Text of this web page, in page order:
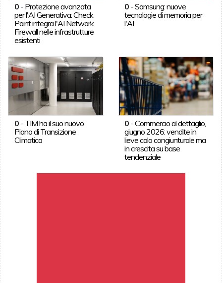
0- Protezione avanzata
per l'AI Generativa: Check
Point integra l'AI Network
Firewall nelle infrastrutture
esistenti
0 -Samsung: nuove
tecnologie di memoria per
l'AI
0- TIM ha il suo nuovo
Piano di Transizione
Climatica
0 -Commercio al dettaglio,
giugno 2026: vendite in
lieve calo congiunturale ma
in crescita su base
tendenziale